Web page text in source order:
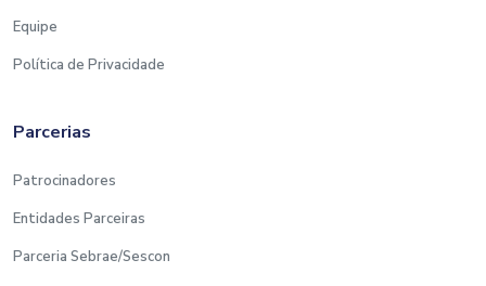
Equipe
Política de Privacidade
Parcerias
Patrocinadores
Entidades Parceiras
Parceria Sebrae/Sescon